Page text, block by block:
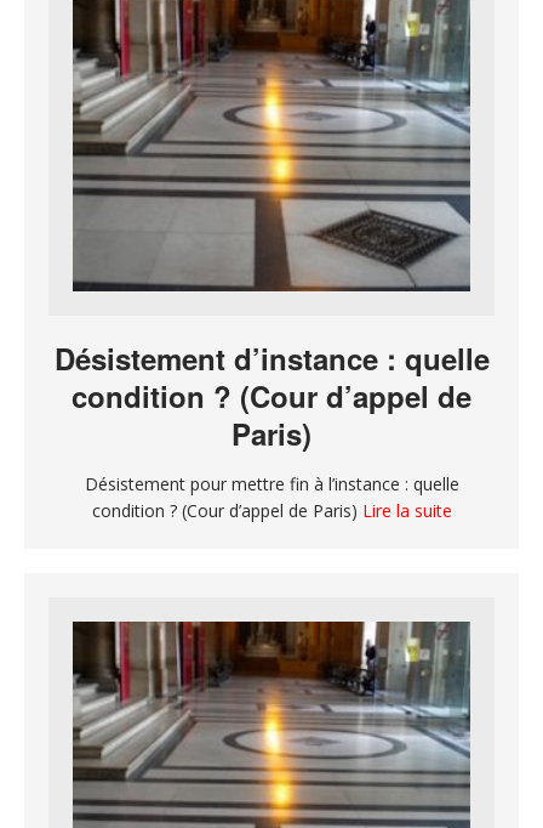
Désistement d’instance : quelle
condition ? (Cour d’appel de
Paris)
Désistement pour mettre fin à l’instance : quelle
condition ? (Cour d’appel de Paris) Lire la suite